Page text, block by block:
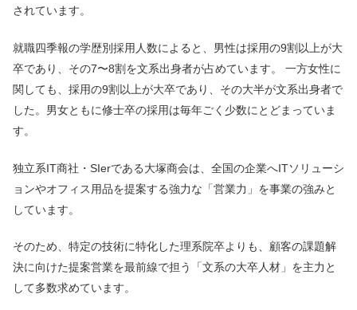
されています。
就職四季報の学歴別採用人数によると、男性は採用の9割以上が大
卒であり、その7〜8割を文系出身者が占めています。 一方女性に
関しても、採用の9割以上が大卒であり、その大半が文系出身者で
した。男女ともに修士卒の採用は毎年ごく少数にとどまっていま
す。
独立系IT商社・SIerである大塚商会は、全国の企業へITソリューシ
ョンやオフィス用品を提案する強力な「営業力」を事業の強みと
しています。
そのため、特定の技術に特化した理系院卒よりも、顧客の課題解
決に向けた提案営業を最前線で担う「文系の大卒人材」を主力と
して多数求めています。